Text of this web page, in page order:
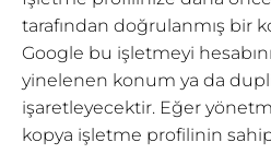
tarafından doğrulanmış bir
Google bu işletmeyi
yinelenen konum ya da
işaretleyecektir. Eğer
kopya işletme profilinin